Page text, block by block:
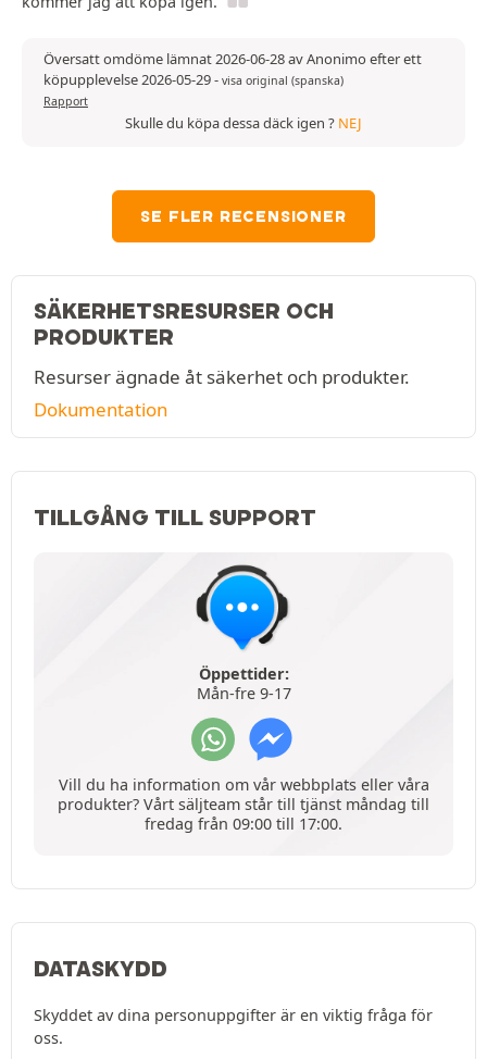
Översatt omdöme lämnat 2026-06-28 av Anonimo efter ett
köpupplevelse 2026-05-29- visa original (spanska)
Rapport
Skulle du köpa dessa däck igen ? NEJ
SE FLER RECENSIONER
SÄKERHETSRESURSER OCH
PRODUKTER
Resurser ägnade åt säkerhet och produkter.
Dokumentation
TILLGÅNG TILL SUPPORT
Öppettider:
Mån-fre 9-17
Vill du ha information om vår webbplats eller våra
produkter? Vårt säljteam står till tjänst måndag till
fredag från 09:00 till 17:00.
DATASKYDD
Skyddet av dina personuppgifter är en viktig fråga för
oss.